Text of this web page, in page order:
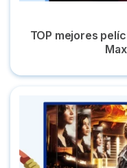
TOP mejores
Dónde ver 'Los